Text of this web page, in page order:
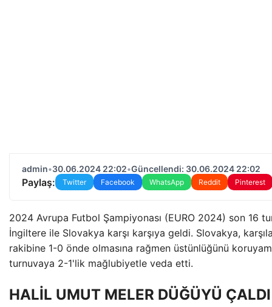
admin•30.06.2024 22:02•Güncellendi: 30.06.2024 22:02
Paylaş: Twitter Facebook WhatsApp Reddit Pinterest
2024 Avrupa Futbol Şampiyonası (EURO 2024) son 16
İngiltere ile Slovakya karşı karşıya geldi. Slovakya,
rakibine 1-0 önde olmasına rağmen üstünlüğünü
turnuvaya 2-1'lik mağlubiyetle veda etti.
HALİL UMUT MELER DÜĞÜYÜ ÇALDI